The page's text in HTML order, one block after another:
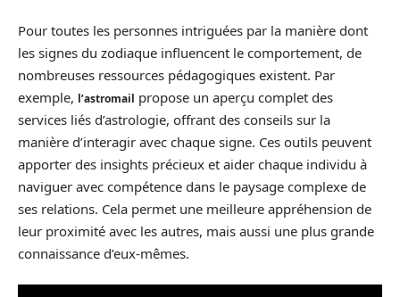
Pour toutes les personnes intriguées par la manière dont
les signes du zodiaque influencent le comportement, de
nombreuses ressources pédagogiques existent. Par
exemple, l’astromail propose un aperçu complet des
services liés d’astrologie, offrant des conseils sur la
manière d’interagir avec chaque signe. Ces outils peuvent
apporter des insights précieux et aider chaque individu à
naviguer avec compétence dans le paysage complexe de
ses relations. Cela permet une meilleure appréhension de
leur proximité avec les autres, mais aussi une plus grande
connaissance d’eux-mêmes.